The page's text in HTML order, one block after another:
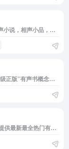
天天听书是听书网有声小说网免费提供MP3有声小说，相声小品，评书，戏曲，儿童，鬼故事等有声资源在线连播收听和免费下载，支持智能电脑和智能手机在线收听，致力于打造最新最全的有声资源分...
百听听书网是百听听书是国内首个专注于“出版级正版”有声书概念的开放式数字听书平台，旗下运营由金庸先生授权的正版《金庸作品集》汉语有声版。丰富正版有声资源，优秀新锐演播，经典新作，百...
酷听网是酷听网是知名的有声小说在线收听网,提供最新最全热门有声小说,玄幻有声小说，都市有声小说，每日更新,支持自动连播,酷听网为你解放双眼双手，用耳朵享受阅读的乐趣!